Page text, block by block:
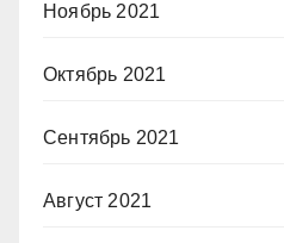
Ноябрь 2021
Октябрь 2021
Сентябрь 2021
Август 2021